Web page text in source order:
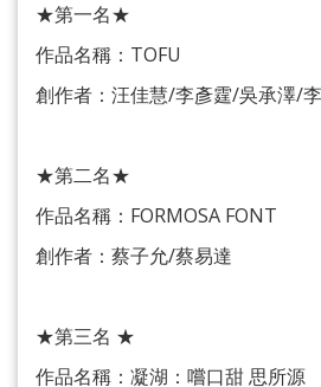
★第一名★
作品名稱：TOFU
創作者：汪佳慧/李彥霆/吳承澤/
★第二名★
作品名稱：FORMOSA FONT
創作者：蔡子允/蔡易達
★第三名 ★
作品名稱：凝湖：嚐口甜 思所源